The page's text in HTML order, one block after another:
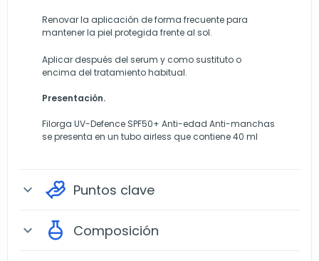
Renovar la aplicación de forma frecuente para
mantener la piel protegida frente al sol.
Aplicar después del serum y como sustituto o
encima del tratamiento habitual.
Presentación.
Filorga UV-Defence SPF50+ Anti-edad Anti-manchas
se presenta en un tubo airless que contiene 40 ml
expand_more Puntos clave
expand_more Composición